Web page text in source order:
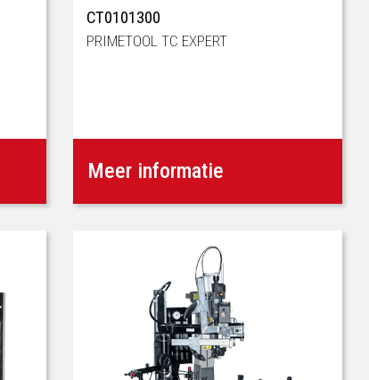
CT0101300
PRIMETOOL TC EXPERT
Meer informatie